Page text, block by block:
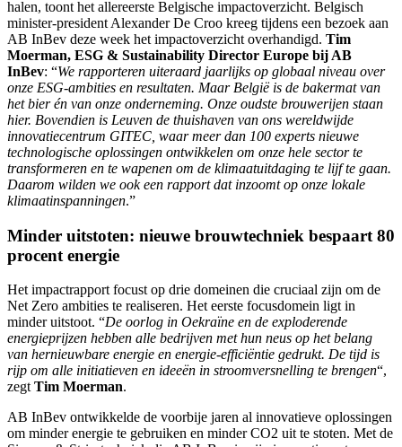
halen, toont het allereerste Belgische impactoverzicht. Belgisch
minister-president Alexander De Croo kreeg tijdens een bezoek aan
AB InBev deze week het impactoverzicht overhandigd. Tim
Moerman, ESG & Sustainability Director Europe bij AB
InBev: “We rapporteren uiteraard jaarlijks op globaal niveau over
onze ESG-ambities en resultaten. Maar België is de bakermat van
het bier én van onze onderneming. Onze oudste brouwerijen staan
hier. Bovendien is Leuven de thuishaven van ons wereldwijde
innovatiecentrum GITEC, waar meer dan 100 experts nieuwe
technologische oplossingen ontwikkelen om onze hele sector te
transformeren en te wapenen om de klimaatuitdaging te lijf te gaan.
Daarom wilden we ook een rapport dat inzoomt op onze lokale
klimaatinspanningen.”
Minder uitstoten: nieuwe brouwtechniek bespaart 80
procent energie
Het impactrapport focust op drie domeinen die cruciaal zijn om de
Net Zero ambities te realiseren. Het eerste focusdomein ligt in
minder uitstoot. “De oorlog in Oekraïne en de exploderende
energieprijzen hebben alle bedrijven met hun neus op het belang
van hernieuwbare energie en energie-efficiëntie gedrukt. De tijd is
rijp om alle initiatieven en ideeën in stroomversnelling te brengen“,
zegt Tim Moerman.
AB InBev ontwikkelde de voorbije jaren al innovatieve oplossingen
om minder energie te gebruiken en minder CO2 uit te stoten. Met de